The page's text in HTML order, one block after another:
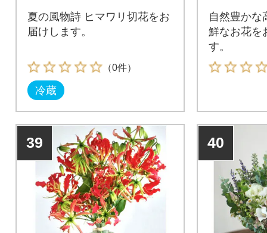
夏の風物詩 ヒマワリ切花をお
届けします。
（0件）
冷蔵
自然豊かな
鮮なお花を
す。
39 40